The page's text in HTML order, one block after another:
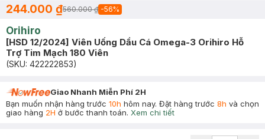
244.000 ₫560.000 ₫ -56%
Orihiro
[HSD 12/2024] Viên Uống Dầu Cá Omega-3 Orihiro Hỗ
Trợ Tim Mạch 180 Viên
(SKU: 422222853)
Giao Nhanh Miễn Phí 2H
Bạn muốn nhận hàng trước 10h hôm nay. Đặt hàng trước 8h và chọn
giao hàng 2H ở bước thanh toán. Xem chi tiết